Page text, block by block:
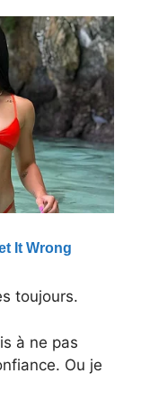
toujours.
à ne pas
Ou je